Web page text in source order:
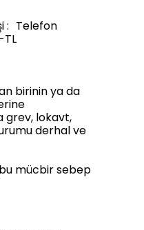
: Telefon
birinin ya da
grev, lokavt,
derhal ve
mücbir sebep